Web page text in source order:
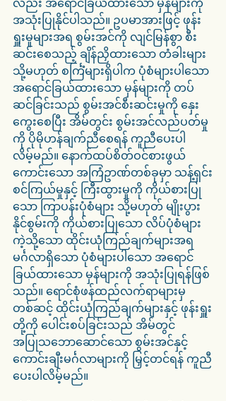
အသုံးပြုနိုင်ပါသည်။ ဥပမာအားဖြင့် ဖုန်း
ရှူးမူများအရ စွမ်းအင်ကို လျင်မြန်စွာ စီး
ဆင်းစေသည့် ချိန်ညှိထားသော တံခါးများ
သို့မဟုတ် စင်္ကြံများရှိပါက ပုံစံများပါသော
အရောင်ခြယ်ထားသော မှန်များကို တပ်
ဆင်ခြင်းသည် စွမ်းအင်စီးဆင်းမှုကို နှေး
ကွေးစေပြီး အိမ်တွင်း စွမ်းအင်လည်ပတ်မှု
ကို ပိုမိုဟန်ချက်ညီစေရန် ကူညီပေးပါ
လိမ့်မည်။ နောက်ထပ်စိတ်ဝင်စားဖွယ်
ကောင်းသော အကြံဥာဏ်တစ်ခုမှာ သန့်ရှင်း
စင်ကြယ်မှုနှင့် ကြီးထွားမှုကို ကိုယ်စားပြု
သော ကြာပန်းပုံစံများ သို့မဟုတ် မျိုးပွား
နိုင်စွမ်းကို ကိုယ်စားပြုသော လိပ်ပုံစံများ
ကဲ့သို့သော ထိုင်းယုံကြည်ချက်များအရ
မင်္ဂလာရှိသော ပုံစံများပါသော အရောင်
ခြယ်ထားသော မှန်များကို အသုံးပြုရန်ဖြစ်
သည်။ ရောင်စုံဖန်ထည်လက်ရာများမှ
တစ်ဆင့် ထိုင်းယုံကြည်ချက်များနှင့် ဖုန်းရှူး
တို့ကို ပေါင်းစပ်ခြင်းသည် အိမ်တွင်
အပြုသဘောဆောင်သော စွမ်းအင်နှင့်
ကောင်းချီးမင်္ဂလာများကို မြှင့်တင်ရန် ကူညီ
ပေးပါလိမ့်မည်။